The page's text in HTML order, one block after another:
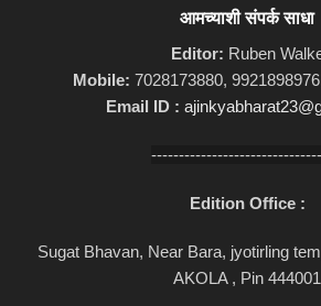
आमच्याशी संपर्क साधा
Editor: Ruben
Mobile: 7028173880,
Email ID :
Edition Office :
Sugat Bhavan, Near Bara, jyotirling
AKOLA , Pin 444001